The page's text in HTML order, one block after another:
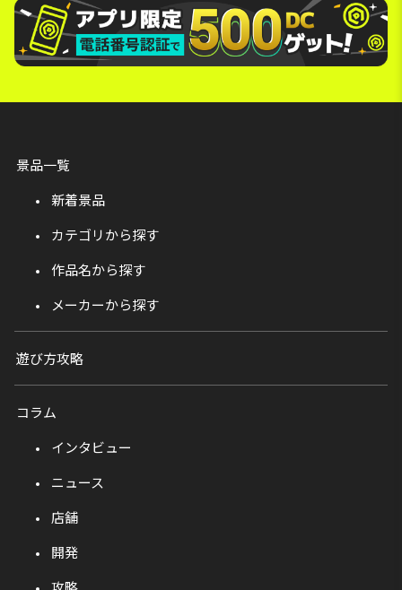
景品一覧
新着景品
カテゴリから探す
作品名から探す
メーカーから探す
遊び方攻略
コラム
インタビュー
ニュース
店舗
開発